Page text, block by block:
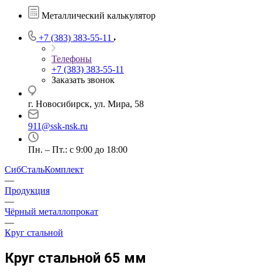
Металлический калькулятор
+7 (383) 383-55-11
Телефоны
+7 (383) 383-55-11
Заказать звонок
г. Новосибирск, ул. Мира, 58
911@ssk-nsk.ru
Пн. – Пт.: с 9:00 до 18:00
СибСтальКомплект
—
Продукция
—
Чёрный металлопрокат
—
Круг стальной
Круг стальной 65 мм